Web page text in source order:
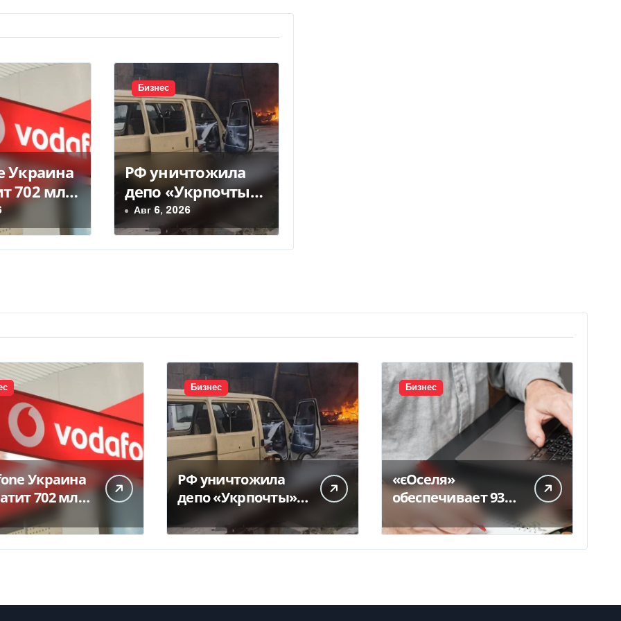
Украина
702 млн
Бизнес
РФ уничтожила
депо «Укрпочты»
в Павлограде: есть
погибшие и
ранены
Авг 6, 2026
Украина
702 млн
—
Бизнес
РФ уничтожила
депо «Укрпочты» в
Павлограде: есть
погибшие и
ранены
Бизнес
«єОселя»
обеспечивает 93%
ипотеки в Украине
– банкиры